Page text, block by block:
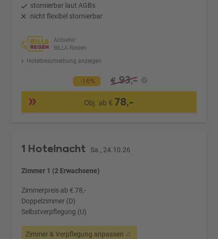
stornierbar laut AGBs
nicht flexibel stornierbar
Anbieter:
BILLA Reisen
Hotelbeschreibung anzeigen
-16% € 93,-
Obj. ab € 78,-
1 Hotelnacht Sa., 24.10.26
Zimmer 1 (2 Erwachsene)
Zimmerpreis ab € 78,-
Doppelzimmer (D)
Selbstverpflegung (U)
Zimmer & Verpflegung anpassen